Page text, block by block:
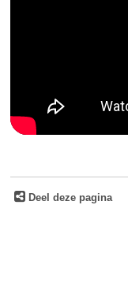
Deel deze pagina